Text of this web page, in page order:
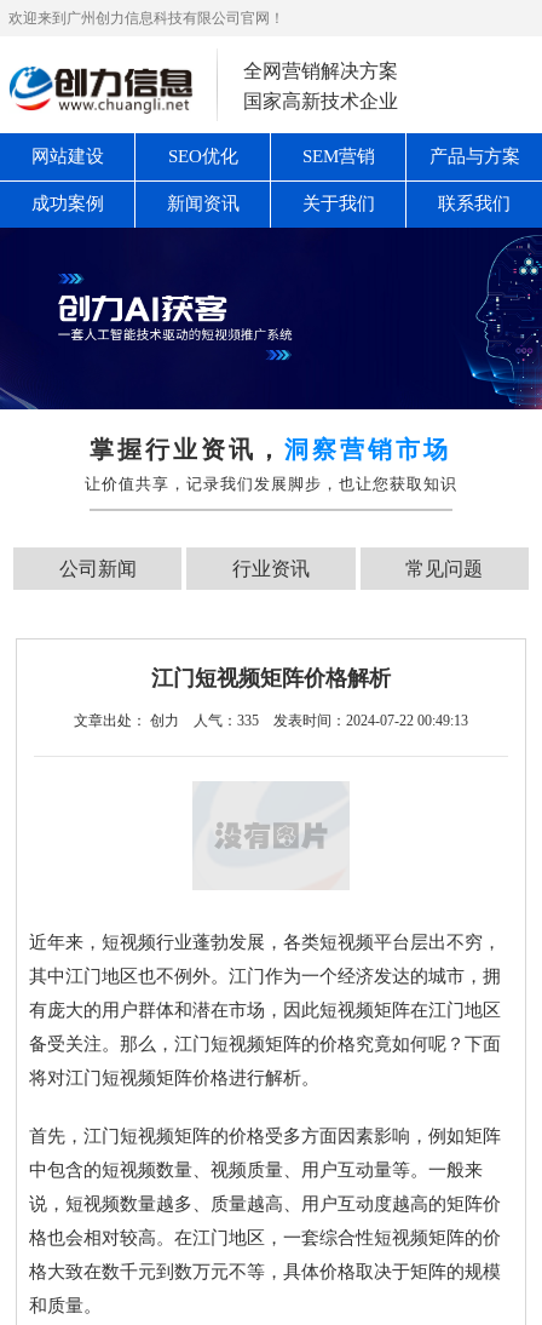
欢迎来到广州创力信息科技有限公司官网！
全网营销解决方案
国家高新技术企业
网站建设 SEO优化 SEM营销 产品与方案
成功案例 新闻资讯 关于我们 联系我们
掌握行业资讯，洞察营销市场
让价值共享，记录我们发展脚步，也让您获取知识
公司新闻 行业资讯 常见问题
江门短视频矩阵价格解析
文章出处： 创力 人气： 335 发表时间：2024-07-22 00:49:13
近年来，短视频行业蓬勃发展，各类短视频平台层出不穷，
其中江门地区也不例外。江门作为一个经济发达的城市，拥
有庞大的用户群体和潜在市场，因此短视频矩阵在江门地区
备受关注。那么，江门短视频矩阵的价格究竟如何呢？下面
将对江门短视频矩阵价格进行解析。
首先，江门短视频矩阵的价格受多方面因素影响，例如矩阵
中包含的短视频数量、视频质量、用户互动量等。一般来
说，短视频数量越多、质量越高、用户互动度越高的矩阵价
格也会相对较高。在江门地区，一套综合性短视频矩阵的价
格大致在数千元到数万元不等，具体价格取决于矩阵的规模
和质量。